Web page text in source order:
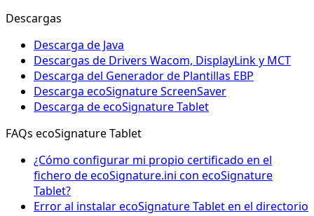
Descargas
Descarga de Java
Descargas de Drivers Wacom, DisplayLink y MCT
Descarga del Generador de Plantillas EBP
Descarga ecoSignature ScreenSaver
Descarga de ecoSignature Tablet
FAQs ecoSignature Tablet
¿Cómo configurar mi propio certificado en el
fichero de ecoSignature.ini con ecoSignature
Tablet?
Error al instalar ecoSignature Tablet en el directorio